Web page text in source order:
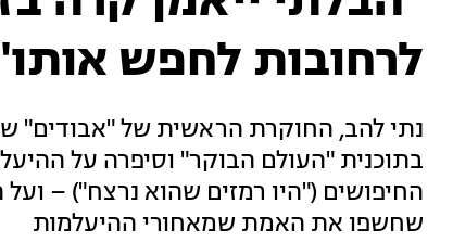
לרחובות לחפש
נתי להב, החוקרת הראשית של "אבודים"
בתוכנית "העולם הבוקר" וסיפרה על
החיפושים ("היו רמזים שהוא נרצח") –
שחשפו את האמת שמאחורי ההיעלמות